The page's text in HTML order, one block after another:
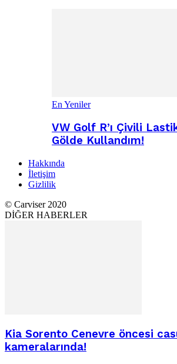
En Yeniler
VW Golf R’ı Çivili
Gölde Kullandım!
Hakkında
İletişim
Gizlilik
© Carviser 2020
DİĞER HABERLER
Kia Sorento Cenevre öncesi
kameralarında!